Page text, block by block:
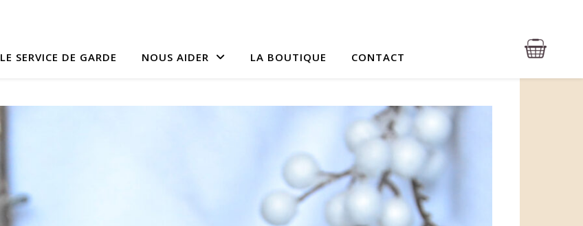
LE SERVICE DE GARDE NOUS AIDER LA BOUTIQUE CONTACT